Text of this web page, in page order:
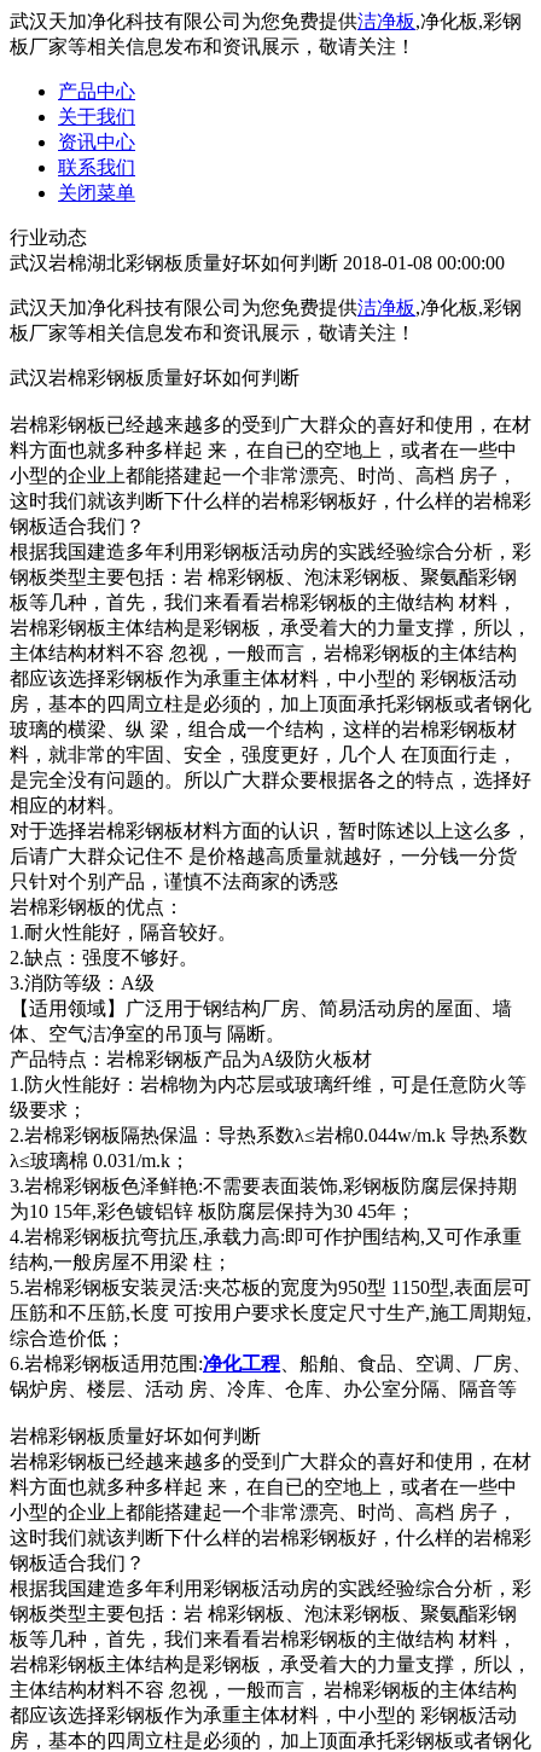
武汉天加净化科技有限公司为您免费提供洁净板,净化板,彩钢
板厂家等相关信息发布和资讯展示，敬请关注！
产品中心
关于我们
资讯中心
联系我们
关闭菜单
行业动态
武汉岩棉湖北彩钢板质量好坏如何判断 2018-01-08 00:00:00
武汉天加净化科技有限公司为您免费提供洁净板,净化板,彩钢
板厂家等相关信息发布和资讯展示，敬请关注！
武汉岩棉彩钢板质量好坏如何判断
岩棉彩钢板已经越来越多的受到广大群众的喜好和使用，在材
料方面也就多种多样起 来，在自已的空地上，或者在一些中
小型的企业上都能搭建起一个非常漂亮、时尚、高档 房子，
这时我们就该判断下什么样的岩棉彩钢板好，什么样的岩棉彩
钢板适合我们？
根据我国建造多年利用彩钢板活动房的实践经验综合分析，彩
钢板类型主要包括：岩 棉彩钢板、泡沫彩钢板、聚氨酯彩钢
板等几种，首先，我们来看看岩棉彩钢板的主做结构 材料，
岩棉彩钢板主体结构是彩钢板，承受着大的力量支撑，所以，
主体结构材料不容 忽视，一般而言，岩棉彩钢板的主体结构
都应该选择彩钢板作为承重主体材料，中小型的 彩钢板活动
房，基本的四周立柱是必须的，加上顶面承托彩钢板或者钢化
玻璃的横梁、纵 梁，组合成一个结构，这样的岩棉彩钢板材
料，就非常的牢固、安全，强度更好，几个人 在顶面行走，
是完全没有问题的。所以广大群众要根据各之的特点，选择好
相应的材料。
对于选择岩棉彩钢板材料方面的认识，暂时陈述以上这么多，
后请广大群众记住不 是价格越高质量就越好，一分钱一分货
只针对个别产品，谨慎不法商家的诱惑
岩棉彩钢板的优点：
1.耐火性能好，隔音较好。
2.缺点：强度不够好。
3.消防等级：A级
【适用领域】广泛用于钢结构厂房、简易活动房的屋面、墙
体、空气洁净室的吊顶与 隔断。
产品特点：岩棉彩钢板产品为A级防火板材
1.防火性能好：岩棉物为内芯层或玻璃纤维，可是任意防火等
级要求；
2.岩棉彩钢板隔热保温：导热系数λ≤岩棉0.044w/m.k 导热系数
λ≤玻璃棉 0.031/m.k；
3.岩棉彩钢板色泽鲜艳:不需要表面装饰,彩钢板防腐层保持期
为10 15年,彩色镀铝锌 板防腐层保持为30 45年；
4.岩棉彩钢板抗弯抗压,承载力高:即可作护围结构,又可作承重
结构,一般房屋不用梁 柱；
5.岩棉彩钢板安装灵活:夹芯板的宽度为950型 1150型,表面层可
压筋和不压筋,长度 可按用户要求长度定尺寸生产,施工周期短,
综合造价低；
6.岩棉彩钢板适用范围:净化工程 、船舶、食品、空调、厂房、
锅炉房、楼层、活动 房、冷库、仓库、办公室分隔、隔音等
岩棉彩钢板质量好坏如何判断
岩棉彩钢板已经越来越多的受到广大群众的喜好和使用，在材
料方面也就多种多样起 来，在自已的空地上，或者在一些中
小型的企业上都能搭建起一个非常漂亮、时尚、高档 房子，
这时我们就该判断下什么样的岩棉彩钢板好，什么样的岩棉彩
钢板适合我们？
根据我国建造多年利用彩钢板活动房的实践经验综合分析，彩
钢板类型主要包括：岩 棉彩钢板、泡沫彩钢板、聚氨酯彩钢
板等几种，首先，我们来看看岩棉彩钢板的主做结构 材料，
岩棉彩钢板主体结构是彩钢板，承受着大的力量支撑，所以，
主体结构材料不容 忽视，一般而言，岩棉彩钢板的主体结构
都应该选择彩钢板作为承重主体材料，中小型的 彩钢板活动
房，基本的四周立柱是必须的，加上顶面承托彩钢板或者钢化